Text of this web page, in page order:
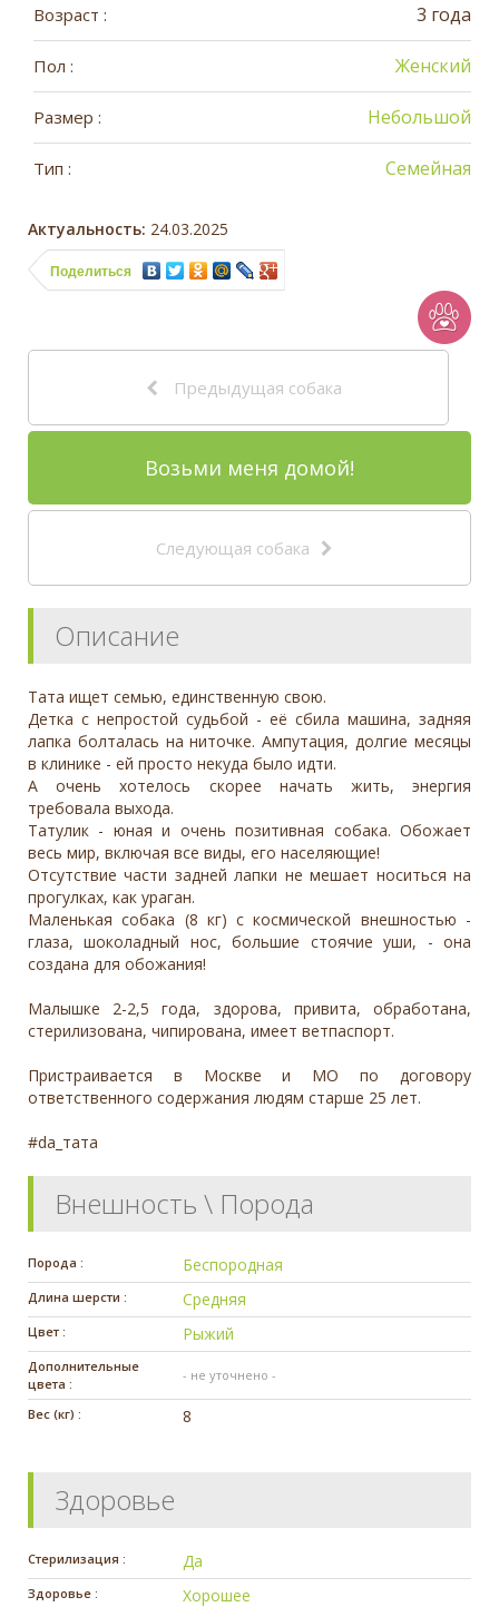
Возраст : 3 года
Пол : Женский
Размер : Небольшой
Тип : Семейная
Актуальность: 24.03.2025
Поделиться
Предыдущая собака
Возьми меня домой!
Следующая собака
Описание
Тата ищет семью, единственную свою.
Детка с непростой судьбой - её сбила машина, задняя
лапка болталась на ниточке. Ампутация, долгие месяцы
в клинике - ей просто некуда было идти.
А очень хотелось скорее начать жить, энергия
требовала выхода.
Татулик - юная и очень позитивная собака. Обожает
весь мир, включая все виды, его населяющие!
Отсутствие части задней лапки не мешает носиться на
прогулках, как ураган.
Маленькая собака (8 кг) с космической внешностью -
глаза, шоколадный нос, большие стоячие уши, - она
создана для обожания!
Малышке 2-2,5 года, здорова, привита, обработана,
стерилизована, чипирована, имеет ветпаспорт.
Пристраивается в Москве и МО по договору
ответственного содержания людям старше 25 лет.
#da_тата
Внешность \ Порода
Порода : Беспородная
Длина шерсти : Средняя
Цвет : Рыжий
Дополнительные
цвета :
- не уточнено -
Вес (кг) : 8
Здоровье
Стерилизация : Да
Здоровье : Хорошее